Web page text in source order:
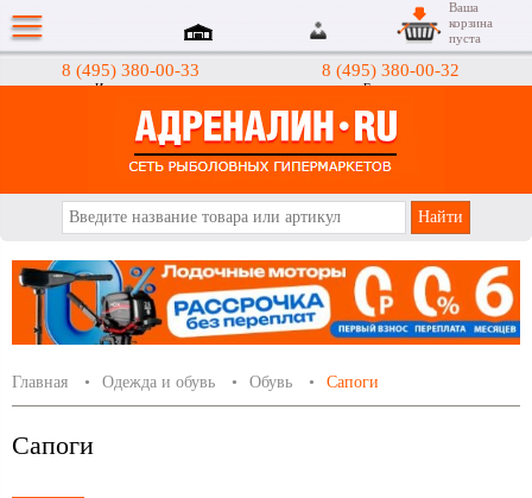
8 (495) 380-00-33
Интернет-магазин
8 (495) 380-00-32
Гипермаркеты
Ваша
корзина
пуста
Главная Одежда и обувь Обувь Сапоги
Сапоги